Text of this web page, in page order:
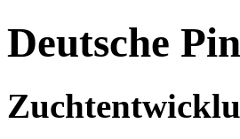
Deutsche